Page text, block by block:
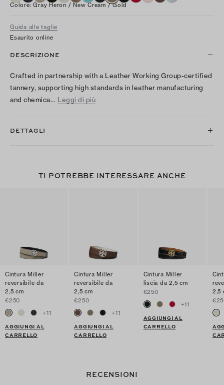
Colore: Gray Heron / New Cream / Gold
Guida alle taglie
Esaurito online
DESCRIZIONE
Crafted in partnership with a Leather Working Group-certified
tannery, supporting high standards in leather manufacturing
and chemica… Leggi di più
DETTAGLI
TI POTREBBE INTERESSARE ANCHE
Cintura Miller
reversibile da
2,5 cm
€250
+11
AGGIUNGI AL
CARRELLO
Cintura Miller
reversibile da
2,5 cm
€250
+11
AGGIUNGI AL
CARRELLO
Cintura Miller
liscia da 2,5 cm
€250
+11
AGGIUNGI AL
CARRELLO
2,5
RECENSIONI